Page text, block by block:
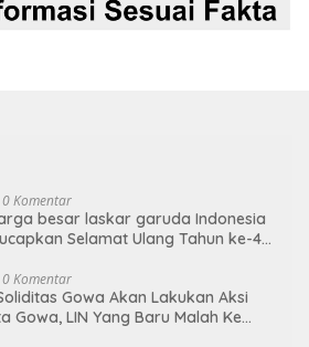
0 Komentar
besar laskar garuda Indonesia
Selamat Ulang Tahun ke-44
0 Komentar
Gowa Akan Lakukan Aksi
Gowa, LIN Yang Baru Malah Ke